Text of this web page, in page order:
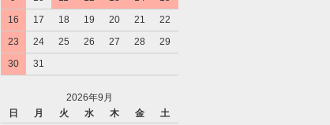
16
17 18 19 20 21
22
23
24 25 26 27 28
29
30
31
2026年9月
日
月 火 水 木 金
土